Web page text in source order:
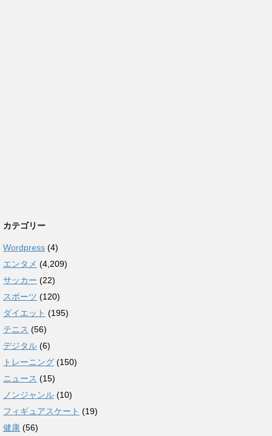
カテゴリー
Wordpress (4)
エンタメ (4,209)
サッカー (22)
スポーツ (120)
ダイエット (195)
テニス (56)
デジタル (6)
トレーニング (150)
ニュース (15)
ノンジャンル (10)
フィギュアスケート (19)
健康 (56)